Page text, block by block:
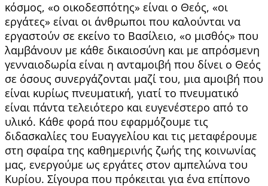
κόσμος, «o οικοδεσπότης» είναι ο Θεός, «οι
εργάτες» είναι οι άνθρωποι που καλούνται να
εργαστούν σε εκείνο το Βασίλειο, «ο μισθός» που
λαμβάνουν με κάθε δικαιοσύνη και με απρόσμενη
γενναιοδωρία είναι η ανταμοιβή που δίνει ο Θεός
σε όσους συνεργάζονται μαζί του, μια αμοιβή που
είναι κυρίως πνευματική, γιατί το πνευματικό
είναι πάντα τελειότερο και ευγενέστερο από το
υλικό. Κάθε φορά που εφαρμόζουμε τις
διδασκαλίες του Ευαγγελίου και τις μεταφέρουμε
στη σφαίρα της καθημερινής ζωής της κοινωνίας
μας, ενεργούμε ως εργάτες στον αμπελώνα του
Κυρίου. Σίγουρα που πρόκειται για ένα επίπονο